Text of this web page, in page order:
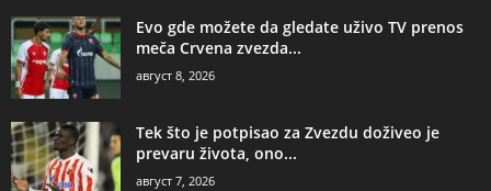
Evo gde možete da gledate uživo TV prenos
meča Crvena zvezda...
август 8, 2026
Tek što je potpisao za Zvezdu doživeo je
prevaru života, ono...
август 7, 2026